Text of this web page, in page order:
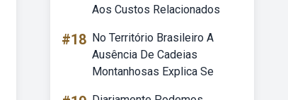
Aos Custos Relacionados
#18 No Território Brasileiro A
Ausência De Cadeias
Montanhosas Explica Se